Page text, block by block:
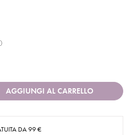
AGGIUNGI AL CARRELLO
DA 99 €